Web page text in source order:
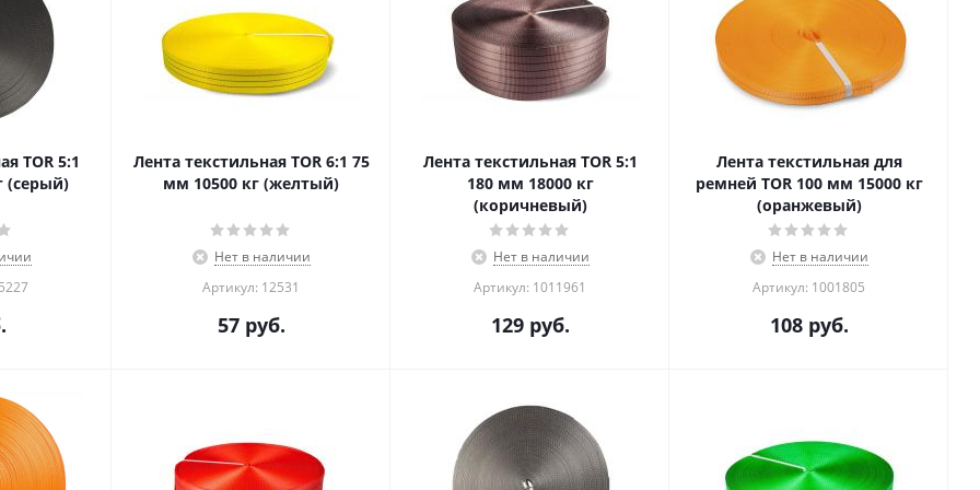
TOR 5:1
(серый)
Лента текстильная TOR 6:1 75
мм 10500 кг (желтый)
Нет в наличии
Артикул: 12531
57руб.
Лента текстильная TOR 5:1
180 мм 18000 кг
(коричневый)
Нет в наличии
Артикул: 1011961
129руб.
Лента текстильная для
ремней TOR 100 мм 15000 кг
(оранжевый)
Нет в наличии
Артикул: 1001805
108руб.